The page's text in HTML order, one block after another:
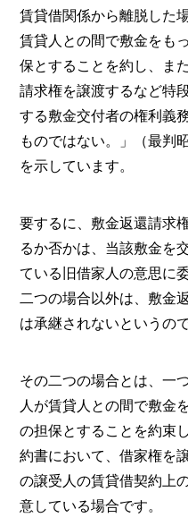
賃貸借関係から離脱した
賃貸人との間で敷金をも
保とすることを約し、ま
請求権を譲渡するなど特
する敷金交付者の権利義
ものではない。」（最判
を示しています。
要するに、敷金返還請求
るか否かは、当該敷金を
ている旧借家人の意思に
二つの場合以外は、敷金
は承継されないというので
その二つの場合とは、一
人が賃貸人との間で敷金
の担保とすることを約束
約書において、借家権を
の譲受人の賃貸借契約上
意している場合です。